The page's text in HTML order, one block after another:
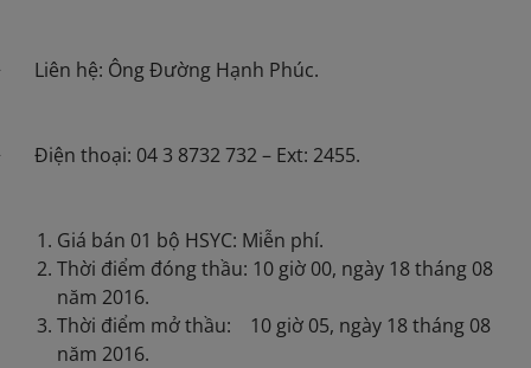
Liên hệ: Ông Đường Hạnh Phúc.
Điện thoại: 04 3 8732 732 – Ext: 2455.
Giá bán 01 bộ HSYC: Miễn phí.
Thời điểm đóng thầu: 10 giờ 00, ngày 18 tháng 08
năm 2016.
Thời điểm mở thầu: 10 giờ 05, ngày 18 tháng 08
năm 2016.